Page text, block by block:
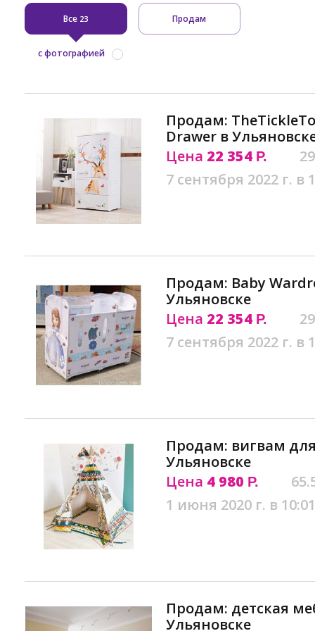
Все 23 Продам
с фотографией
Продам:
Drawer в
Цена 22 354 Р.
7 сентября 2022 г. в
Продам: Baby
Ульяновске
Цена 22 354 Р.
7 сентября 2022 г. в
Продам: вигвам
Ульяновске
Цена 4 980 Р.
1 июня 2020 г. в 10:01
Продам: детская
Ульяновске